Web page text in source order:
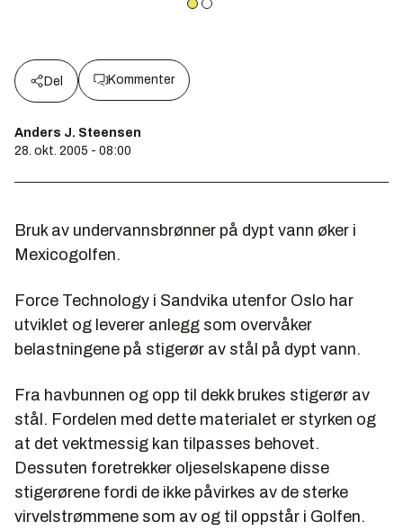
Del Kommenter
Anders J. Steensen
28. okt. 2005 - 08:00
Bruk av undervannsbrønner på dypt vann øker i
Mexicogolfen.
Force Technology i Sandvika utenfor Oslo har
utviklet og leverer anlegg som overvåker
belastningene på stigerør av stål på dypt vann.
Fra havbunnen og opp til dekk brukes stigerør av
stål. Fordelen med dette materialet er styrken og
at det vektmessig kan tilpasses behovet.
Dessuten foretrekker oljeselskapene disse
stigerørene fordi de ikke påvirkes av de sterke
virvelstrømmene som av og til oppstår i Golfen.